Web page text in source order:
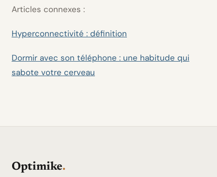
Articles connexes :
Hyperconnectivité : définition
Dormir avec son téléphone : une habitude qui
sabote votre cerveau
Optimike.